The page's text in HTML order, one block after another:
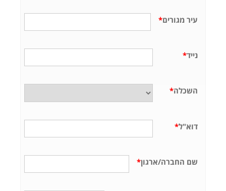
*עיר מגורים
*נייד
*השכלה
*דוא"ל
*שם החברה/ארגון